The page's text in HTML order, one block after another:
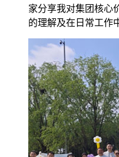
家分享我对集团核心
的理解及在日常工作